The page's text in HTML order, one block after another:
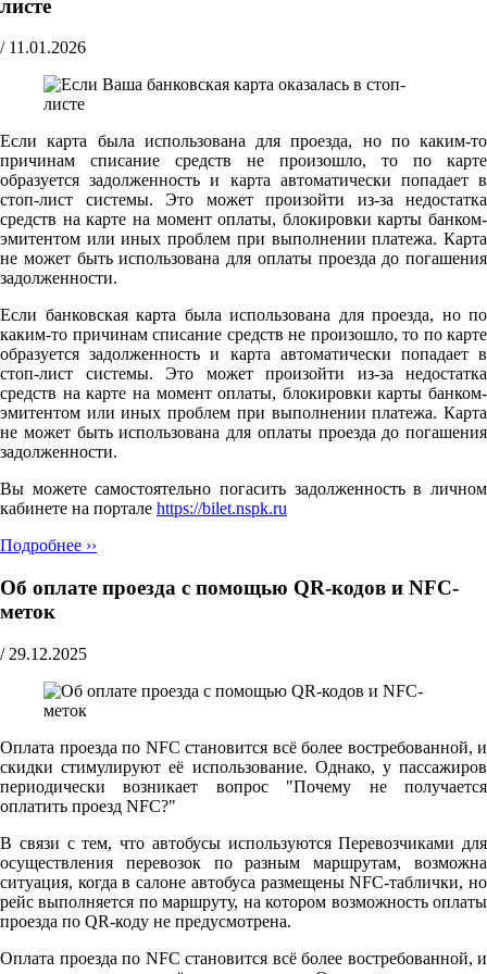
листе
/ 11.01.2026
Если карта была использована для проезда, но по каким-то
причинам списание средств не произошло, то по карте
образуется задолженность и карта автоматически попадает в
стоп-лист системы. Это может произойти из-за недостатка
средств на карте на момент оплаты, блокировки карты банком-
эмитентом или иных проблем при выполнении платежа. Карта
не может быть использована для оплаты проезда до погашения
задолженности.
Если банковская карта была использована для проезда, но по
каким-то причинам списание средств не произошло, то по карте
образуется задолженность и карта автоматически попадает в
стоп-лист системы. Это может произойти из-за недостатка
средств на карте на момент оплаты, блокировки карты банком-
эмитентом или иных проблем при выполнении платежа. Карта
не может быть использована для оплаты проезда до погашения
задолженности.
Вы можете самостоятельно погасить задолженность в личном
кабинете на портале https://bilet.nspk.ru
Подробнее ››
Об оплате проезда с помощью QR-кодов и NFC-
меток
/ 29.12.2025
Оплата проезда по NFC становится всё более востребованной, и
скидки стимулируют её использование. Однако, у пассажиров
периодически возникает вопрос "Почему не получается
оплатить проезд NFC?"
В связи с тем, что автобусы используются Перевозчиками для
осуществления перевозок по разным маршрутам, возможна
ситуация, когда в салоне автобуса размещены NFC-таблички, но
рейс выполняется по маршруту, на котором возможность оплаты
проезда по QR-коду не предусмотрена.
Оплата проезда по NFC становится всё более востребованной, и